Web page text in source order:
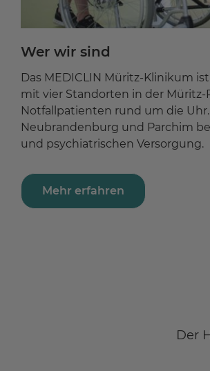
Wer wir sind
Das MEDICLIN Müritz-Klinikum
mit vier Standorten in der
Notfallpatienten rund um die
Neubrandenburg und Parchim
und psychiatrischen Versorgung.
Mehr erfahren
Der